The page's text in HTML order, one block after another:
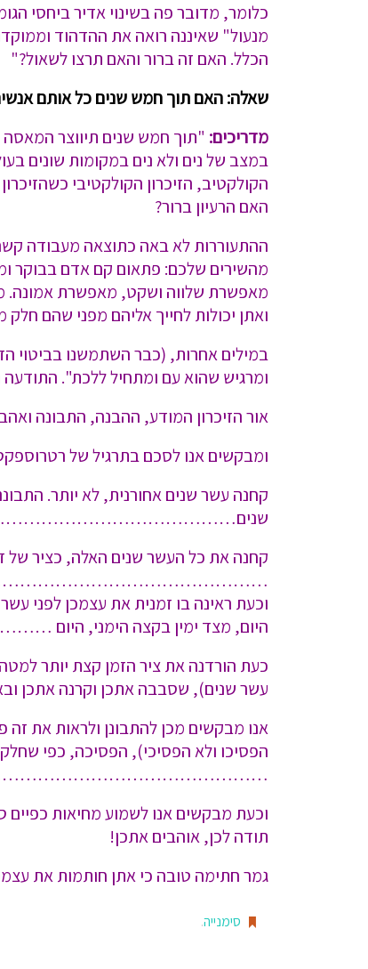
כלומר, מדובר פה בשינוי אדיר ביחסי
מנעול" שאיננה רואה את ההדהוד
הכלל. האם זה ברור והאם תרצו לשאול?"
שאלה: האם תוך חמש שנים כל אותם אנשים
מדריכים:
במצב של נים ולא נים במקומות שונים
הקולקטיב, הזיכרון הקולקטיבי
האם הרעיון ברור?
ההתעוררות לא באה כתוצאה מעבודה
מהשירים שלכם: פתאום קם אדם בבוקר
מאפשרת שלווה ושקט, מאפשרת אמונה.
ואתן יכולות לחייך אליהם מפני שהם
במילים אחרות, (כבר השתמשנו בביטוי
ומרגיש שהוא עם ומתחיל ללכת".
אור הזיכרון המודע, ההבנה, התבונה
ומבקשים אנו לסכם בתרגיל של
קחנה עשר שנים אחורנית, לא יותר.
קחנה את כל העשר שנים האלה,
היום, מצד ימין בקצה הימני, היום ………
כעת הורדנה את ציר הזמן קצת יותר
עשר שנים), שסבבה אתכן וקרנה
אנו מבקשים מכן להתבונן ולראות את
הפסיכו ולא הפסיכי), הפסיכה, כפי
וכעת מבקשים אנו לשמוע
תודה לכן, אוהבים אתכן!
גמר חתימה טובה כי אתן חותמות את
סימנייה.